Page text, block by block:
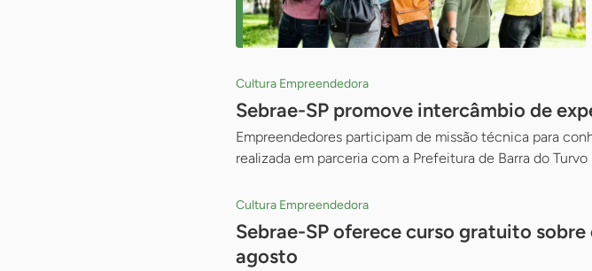
Cultura Empreendedora
Sebrae-SP promove intercâmbio de
Empreendedores participam de missão técnica para
realizada em parceria com a Prefeitura de Barra do Turvo
Cultura Empreendedora
Sebrae-SP oferece curso gratuito
agosto